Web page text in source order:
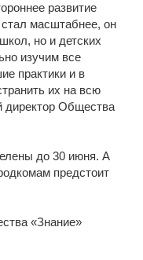
развитие
масштабнее, он
но и детских
изучим все
практики и в
их на всю
директор Общества
до 30 июня. А
предстоит
«Знание»